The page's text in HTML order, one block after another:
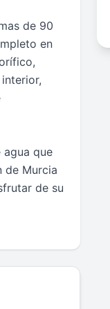
de 90
en
agua que
de Murcia
de su